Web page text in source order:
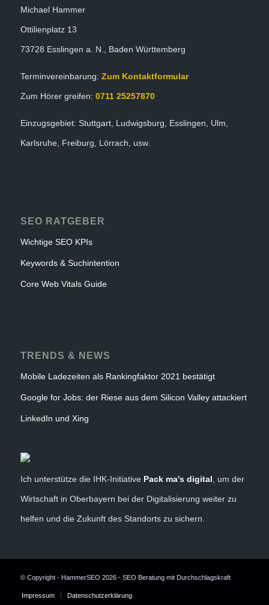
Michael Hammer
Ottilienplatz 13
73728 Esslingen a. N., Baden Württemberg
Terminvereinbarung: Zum Kontaktformular
Zum Hörer greifen: 0711 25257870
Einzugsgebiet: Stuttgart, Ludwigsburg, Esslingen, Ulm,
Karlsruhe, Freiburg, Lörrach, usw.
SEO RATGEBER
Wichtige SEO KPIs
Keywords & Suchintention
Core Web Vitals Guide
TRENDS & NEWS
Mobile Ladezeiten als Rankingfaktor 2021 bestätigt
Google for Jobs: der Riese aus dem Silicon Valley attackiert
LinkedIn und Xing
Ich unterstütze die IHK-Initiative Pack ma's digital , um der
Wirtschaft in Oberbayern bei der Digitalisierung weiter zu
helfen und die Zukunft des Standorts zu sichern.
© Copyright - HammerSEO 2026 - SEO Beratung mit Durchschlagskraft
Impressum Datenschutzerklärung